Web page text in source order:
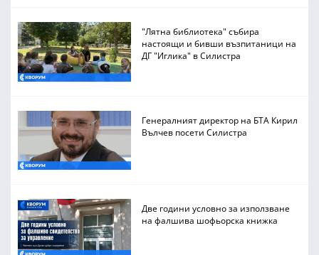
"Лятна библиотека" събира
настоящи и бивши възпитаници на
ДГ "Иглика" в Силистра
Генералният директор на БТА Кирил
Вълчев посети Силистра
Две години условно за използване
на фалшива шофьорска книжка